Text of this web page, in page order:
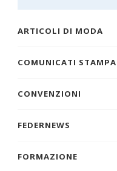
ARTICOLI DI MODA
COMUNICATI STAMPA
CONVENZIONI
FEDERNEWS
FORMAZIONE